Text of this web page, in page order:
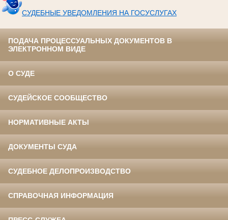
СУДЕБНЫЕ УВЕДОМЛЕНИЯ НА ГОСУСЛУГАХ
ПОДАЧА ПРОЦЕССУАЛЬНЫХ ДОКУМЕНТОВ В
ЭЛЕКТРОННОМ ВИДЕ
О СУДЕ
СУДЕЙСКОЕ СООБЩЕСТВО
НОРМАТИВНЫЕ АКТЫ
ДОКУМЕНТЫ СУДА
СУДЕБНОЕ ДЕЛОПРОИЗВОДСТВО
СПРАВОЧНАЯ ИНФОРМАЦИЯ